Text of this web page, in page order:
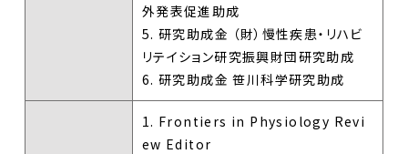
外発表促進助成
5. 研究助成金 （財）慢性疾患・リハビ
リテイション研究振興財団研究助成
6. 研究助成金 笹川科学研究助成
1. Frontiers in Physiology Revi
ew Editor